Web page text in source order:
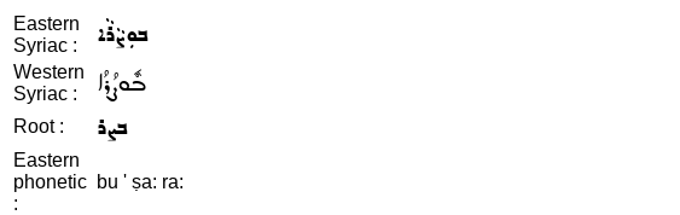
Eastern
Syriac :
ܒܘܼܨܵܪܵܐ
Western
Syriac :
ܒܽܘܨܳܪܳܐ
Root : ܒܨܪ
Eastern
phonetic
:
bu ' ṣa: ra: